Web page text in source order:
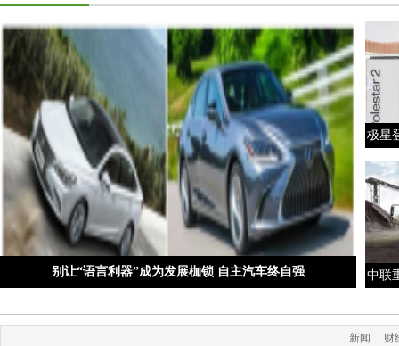
别让“语言利器”成为发展枷锁 自主汽车终自强
极星
中联
新闻
财